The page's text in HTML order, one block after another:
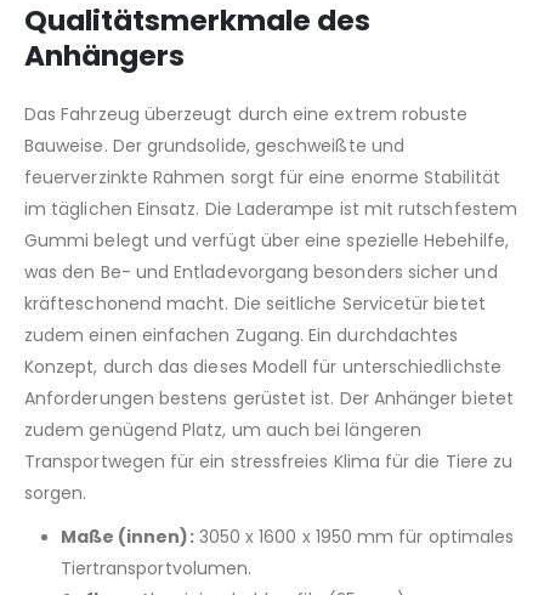
Qualitätsmerkmale des
Anhängers
Das Fahrzeug überzeugt durch eine extrem robuste
Bauweise. Der grundsolide, geschweißte und
feuerverzinkte Rahmen sorgt für eine enorme Stabilität
im täglichen Einsatz. Die Laderampe ist mit rutschfestem
Gummi belegt und verfügt über eine spezielle Hebehilfe,
was den Be- und Entladevorgang besonders sicher und
kräfteschonend macht. Die seitliche Servicetür bietet
zudem einen einfachen Zugang. Ein durchdachtes
Konzept, durch das dieses Modell für unterschiedlichste
Anforderungen bestens gerüstet ist. Der Anhänger bietet
zudem genügend Platz, um auch bei längeren
Transportwegen für ein stressfreies Klima für die Tiere zu
sorgen.
Maße (innen):3050 x 1600 x 1950 mm für optimales
Tiertransportvolumen.